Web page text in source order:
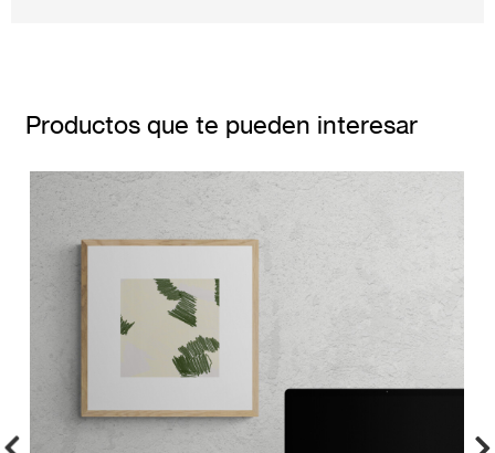
Productos que te pueden interesar